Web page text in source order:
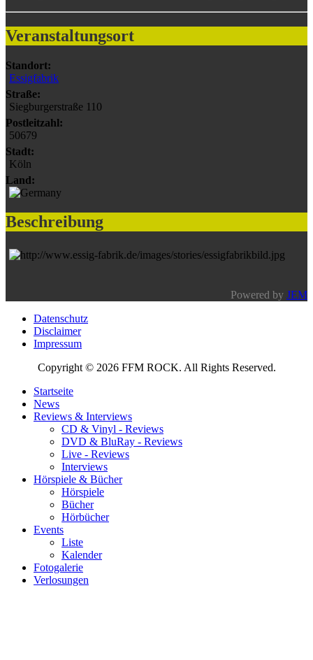
Veranstaltungsort
Standort:
Essigfabrik
Straße:
Siegburgerstraße 110
Postleitzahl:
50679
Stadt:
Köln
Land:
Beschreibung
Powered by JEM
Datenschutz
Disclaimer
Impressum
Copyright © 2026 FFM ROCK. All Rights Reserved.
Startseite
News
Reviews & Interviews
CD & Vinyl - Reviews
DVD & BluRay - Reviews
Live - Reviews
Interviews
Hörspiele & Bücher
Hörspiele
Bücher
Hörbücher
Events
Liste
Kalender
Fotogalerie
Verlosungen